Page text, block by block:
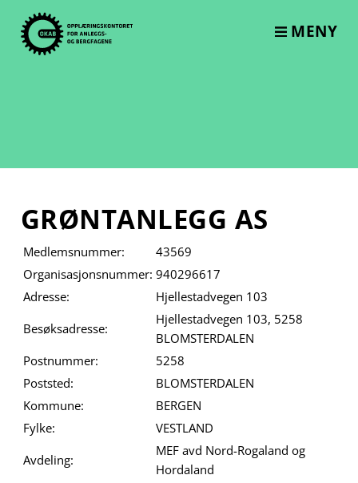
content
MENY
GRØNTANLEGG AS
Medlemsnummer:
43569
Organisasjonsnummer: 940296617
Adresse:
Hjellestadvegen 103
Besøksadresse:
Hjellestadvegen 103, 5258
BLOMSTERDALEN
Postnummer:
5258
Poststed:
BLOMSTERDALEN
Kommune:
BERGEN
Fylke:
VESTLAND
Avdeling:
MEF avd Nord-Rogaland og
Hordaland